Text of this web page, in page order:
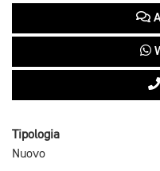
Tipologia
Nuovo